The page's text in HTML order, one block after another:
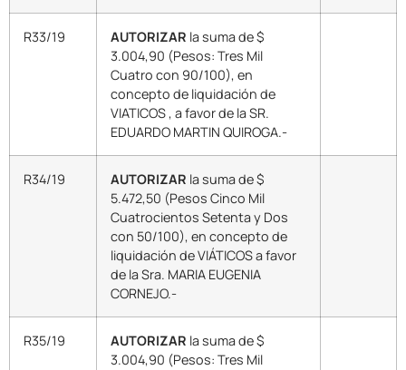
R33/19 AUTORIZAR la suma de $
3.004,90 (Pesos: Tres Mil
Cuatro con 90/100), en
concepto de liquidación de
VIATICOS , a favor de la SR.
EDUARDO MARTIN QUIROGA.-
R34/19 AUTORIZAR la suma de $
5.472,50 (Pesos Cinco Mil
Cuatrocientos Setenta y Dos
con 50/100), en concepto de
liquidación de VIÁTICOS a favor
de la Sra. MARIA EUGENIA
CORNEJO.-
R35/19 AUTORIZAR la suma de $
3.004,90 (Pesos: Tres Mil